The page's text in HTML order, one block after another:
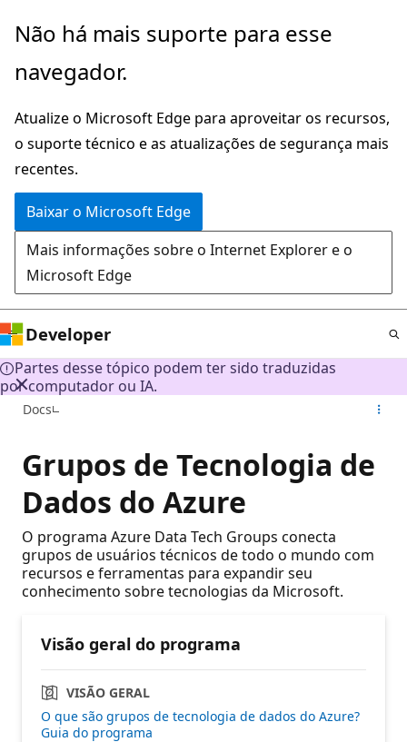
Pular
o
principal
Não há mais suporte para esse
navegador.
Atualize o Microsoft Edge para aproveitar os recursos,
o suporte técnico e as atualizações de segurança mais
recentes.
Baixar o Microsoft Edge
Mais informações sobre o Internet Explorer e o
Microsoft Edge
Developer
Partes desse tópico podem ter sido traduzidas
por computador ou IA.
Docs
Grupos de Tecnologia de
Dados do Azure
O programa Azure Data Tech Groups conecta
grupos de usuários técnicos de todo o mundo com
recursos e ferramentas para expandir seu
conhecimento sobre tecnologias da Microsoft.
Visão geral do programa
VISÃO GERAL
O que são grupos de tecnologia de dados do Azure?
Guia do programa